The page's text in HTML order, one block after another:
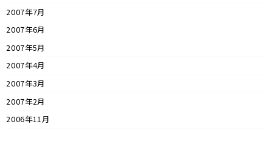
2007年7月
2007年6月
2007年5月
2007年4月
2007年3月
2007年2月
2006年11月